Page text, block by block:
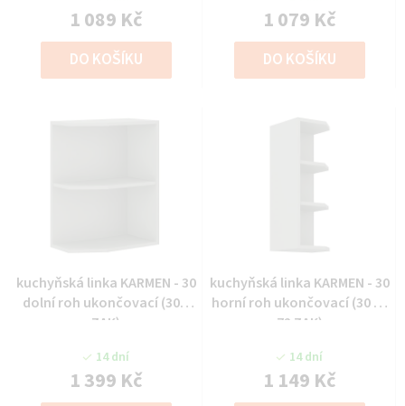
1 089 Kč
DO KOŠÍKU
1 079 Kč
DO KOŠÍKU
kuchyňská linka KARMEN - 30
dolní roh ukončovací (30D
ZAK)
14 dní
1 399 Kč
kuchyňská linka KARMEN - 30
horní roh ukončovací (30 G-
72 ZAK)
14 dní
1 149 Kč